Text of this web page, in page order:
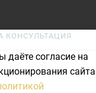
КОНСУЛЬТАЦИЯ
даёте согласие на
сайта